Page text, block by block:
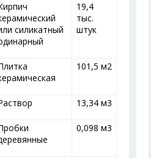
силикатный
19,4
тыс.
штук
101,5 м2
13,34 м3
0,098 м3